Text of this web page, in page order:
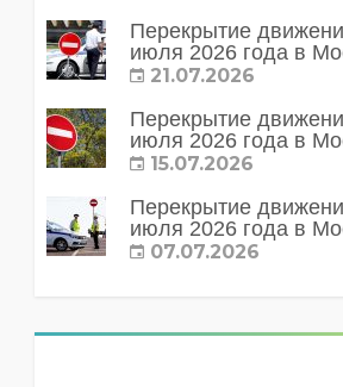
Перекрытие
июля 2026 года в
21.07.2026
Перекрытие
июля 2026 года в
15.07.2026
Перекрытие
июля 2026 года в
07.07.2026